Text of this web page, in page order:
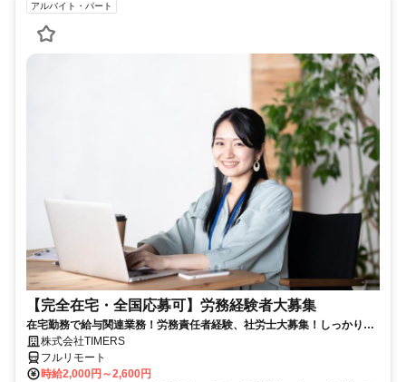
アルバイト・パート
【完全在宅・全国応募可】労務経験者大募集
在宅勤務で給与関連業務！労務責任者経験、社労士大募集！しっかり稼
ぎたい方、注目！
株式会社TIMERS
フルリモート
時給2,000円～2,600円